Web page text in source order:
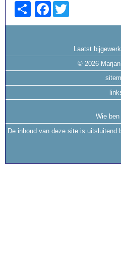
Facebook
Laatst
© 2026
Wie
De inhoud van deze site is